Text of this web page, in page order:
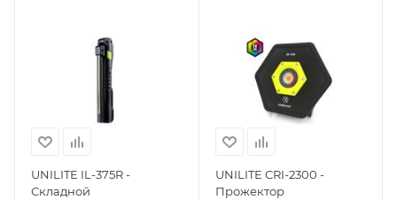
UNILITE IL-375R -
Складной
UNILITE CRI-2300 -
Прожектор